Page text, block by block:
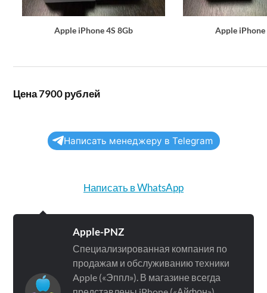
Apple iPhone 4S 8Gb Apple iPhone
Цена 7900 рублей
Написать менеджеру в Telegram
Написать в WhatsApp
Apple-PNZ
Специализированная компания по
продажам и обслуживанию техники
Apple («Эппл»). В магазине всегда